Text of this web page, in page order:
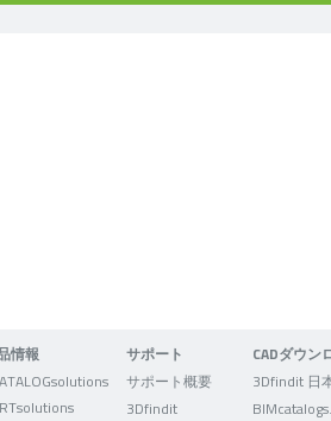
情報 サポート
サポート概要
3Dfindit
CADダウン